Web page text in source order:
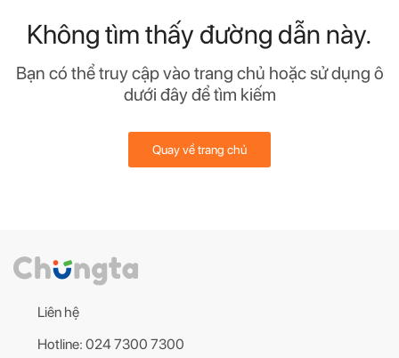
Không tìm thấy đường dẫn này.
Bạn có thể truy cập vào trang chủ hoặc sử dụng ô
dưới đây để tìm kiếm
Quay về trang chủ
Liên hệ
Hotline: 024 7300 7300